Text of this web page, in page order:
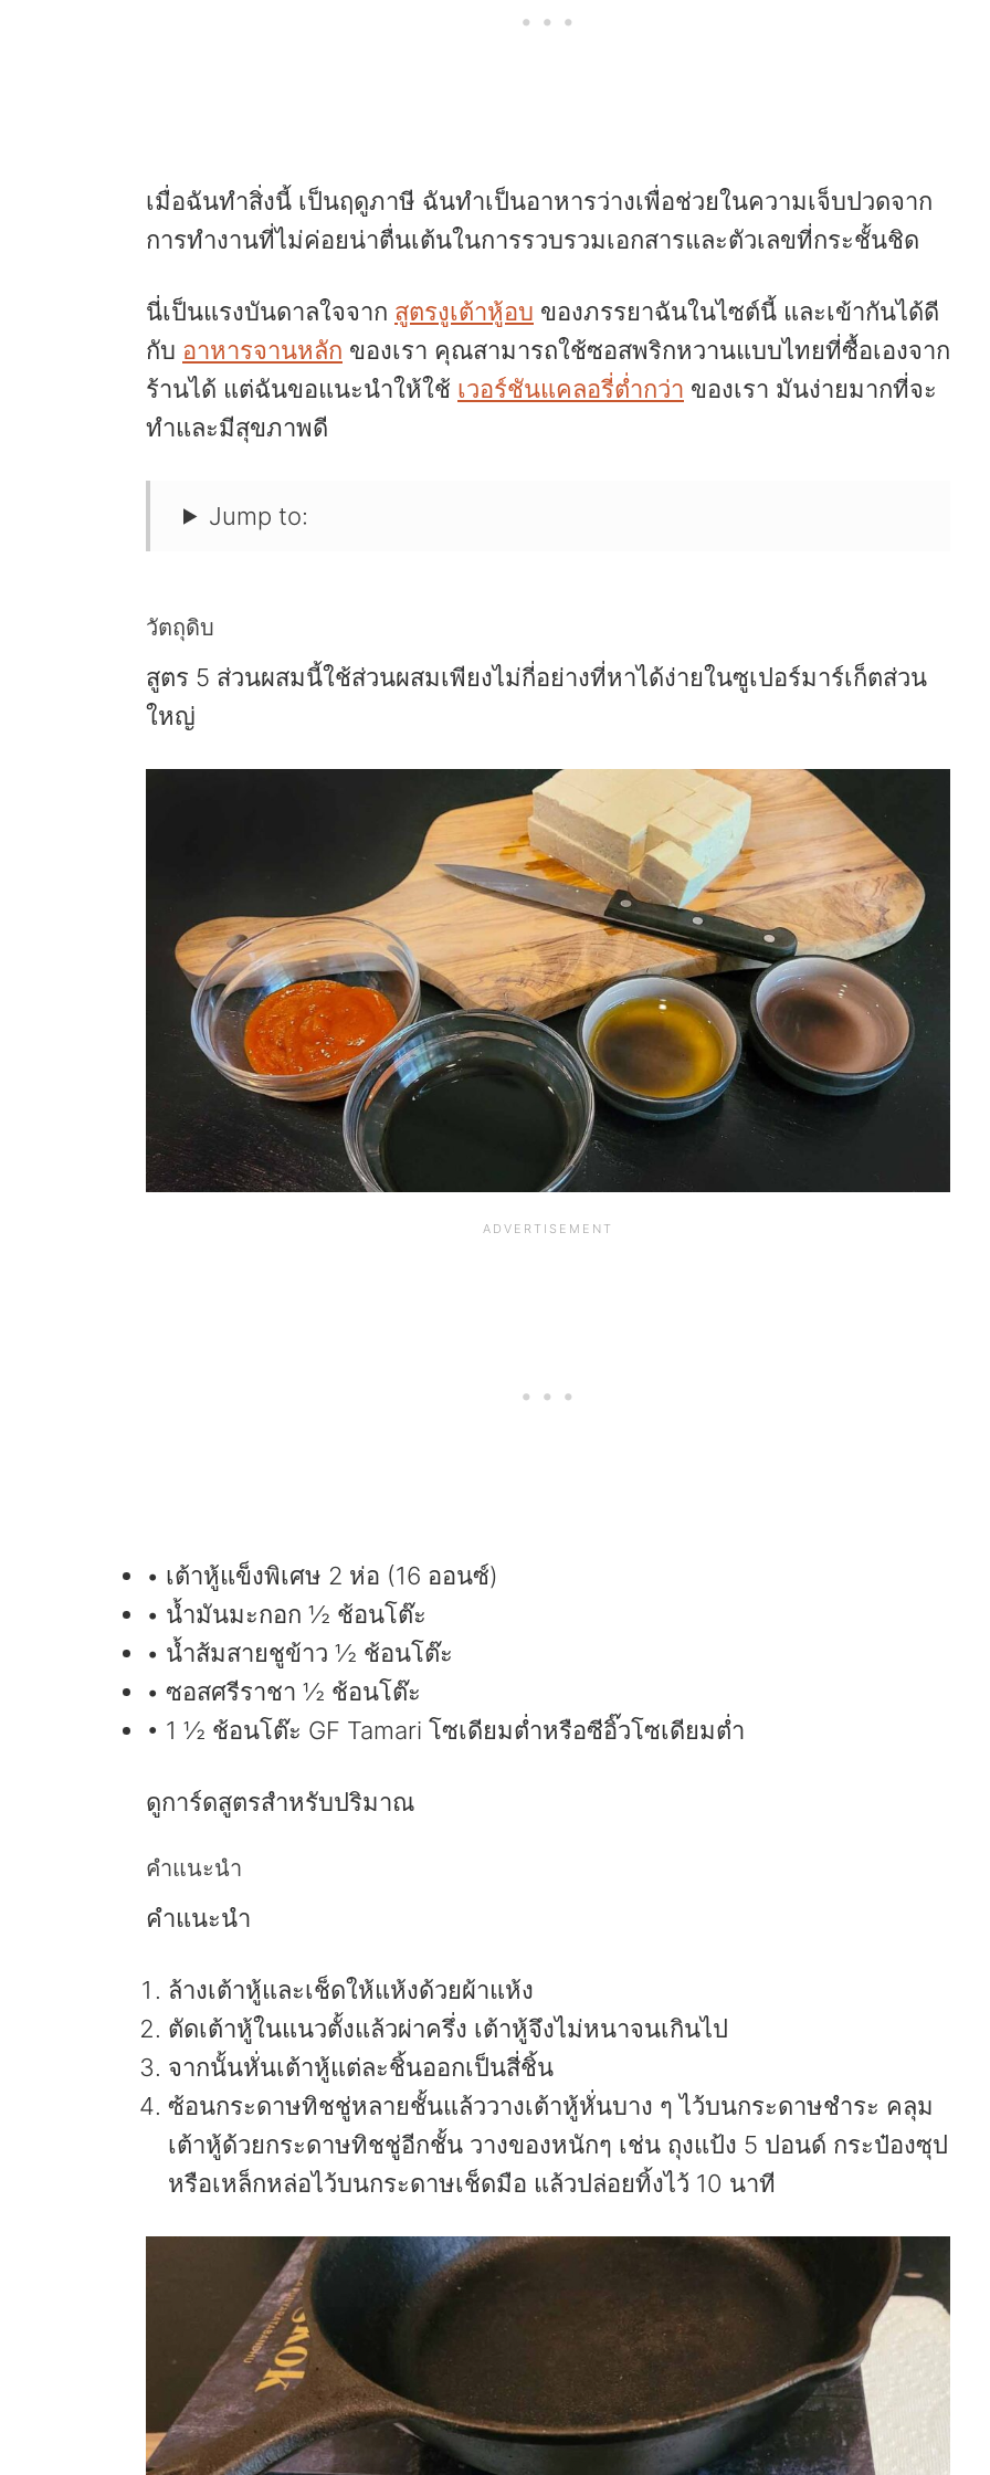
เมื่อฉันทำสิ่งนี้ เป็นฤดูภาษี ฉันทำเป็นอาหารว่างเพื่อช่วยในความเจ็บปวดจาก
การทำงานที่ไม่ค่อยน่าตื่นเต้นในการรวบรวมเอกสารและตัวเลขที่กระชั้นชิด
นี่เป็นแรงบันดาลใจจาก สูตรงูเต้าหู้อบ ของภรรยาฉันในไซต์นี้ และเข้ากันได้ดี
กับ อาหารจานหลัก ของเรา คุณสามารถใช้ซอสพริกหวานแบบไทยที่ซื้อเองจาก
ร้านได้ แต่ฉันขอแนะนำให้ใช้ เวอร์ชันแคลอรี่ต่ำกว่า ของเรา มันง่ายมากที่จะ
ทำและมีสุขภาพดี
Jump to:
วัตถุดิบ
สูตร 5 ส่วนผสมนี้ใช้ส่วนผสมเพียงไม่กี่อย่างที่หาได้ง่ายในซูเปอร์มาร์เก็ตส่วน
ใหญ่
• เต้าหู้แข็งพิเศษ 2 ห่อ (16 ออนซ์)
• น้ำมันมะกอก ½ ช้อนโต๊ะ
• น้ำส้มสายชูข้าว ½ ช้อนโต๊ะ
• ซอสศรีราชา ½ ช้อนโต๊ะ
• 1 ½ ช้อนโต๊ะ GF Tamari โซเดียมต่ำหรือซีอิ๊วโซเดียมต่ำ
ดูการ์ดสูตรสำหรับปริมาณ
คำแนะนำ
คำแนะนำ
ล้างเต้าหู้และเช็ดให้แห้งด้วยผ้าแห้ง
ตัดเต้าหู้ในแนวตั้งแล้วผ่าครึ่ง เต้าหู้จึงไม่หนาจนเกินไป
จากนั้นหั่นเต้าหู้แต่ละชิ้นออกเป็นสี่ชิ้น
ซ้อนกระดาษทิชชู่หลายชั้นแล้ววางเต้าหู้หั่นบาง ๆ ไว้บนกระดาษชำระ คลุม
เต้าหู้ด้วยกระดาษทิชชู่อีกชั้น วางของหนักๆ เช่น ถุงแป้ง 5 ปอนด์ กระป๋องซุป
หรือเหล็กหล่อไว้บนกระดาษเช็ดมือ แล้วปล่อยทิ้งไว้ 10 นาที